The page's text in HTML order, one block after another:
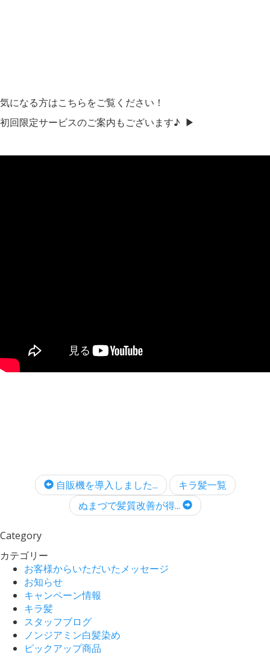
気になる方はこちらをご覧ください！
初回限定サービスのご案内もございます♪ ▶︎
自販機を導入しました...
キラ髪一覧
ぬまづで髪質改善が得...
Category
カテゴリー
お客様からいただいたメッセージ
お知らせ
キャンペーン情報
キラ髪
スタッフブログ
ノンジアミン白髪染め
ピックアップ商品